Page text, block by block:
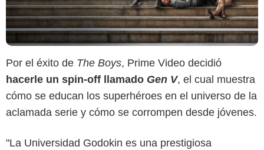
Por el éxito de The Boys, Prime Video decidió
hacerle un spin-off llamado Gen V, el cual muestra
cómo se educan los superhéroes en el universo de la
aclamada serie y cómo se corrompen desde jóvenes.
"La Universidad Godokin es una prestigiosa